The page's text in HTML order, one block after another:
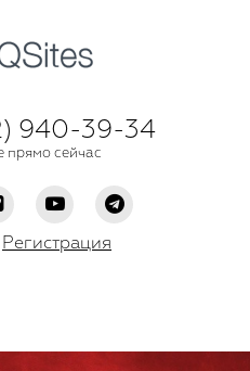
940-39-34
прямо сейчас
Регистрация